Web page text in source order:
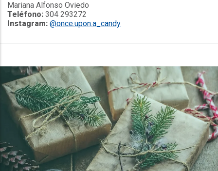
Mariana Alfonso Oviedo
Teléfono: 304 293272
Instagram: @once.upon.a_candy